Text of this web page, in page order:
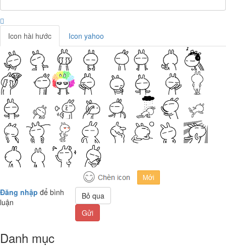
Icon hài hước Icon yahoo
Đăng nhập để bình
luận
Bỏ qua
Gửi
Danh mục